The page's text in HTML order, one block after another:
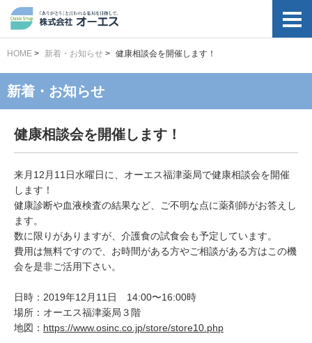
HOME > 新着・お知らせ > 健康相談会を開催します！
新着・お知らせ
健康相談会を開催します！
来月12月11日水曜日に、オーエス福津薬局で健康相談会を開催
します！
健康診断や血液検査の結果など、ご不明な点に薬剤師がお答えし
ます。
数に限りがありますが、介護食の試食会も予定しています。
費用は無料ですので、お時間がある方やご相談がある方はこの機
会を是非ご活用下さい。
日時：2019年12月11日 14:00〜16:00時
場所：オーエス福津薬局３階
地図： https://www.osinc.co.jp/store/store10.php